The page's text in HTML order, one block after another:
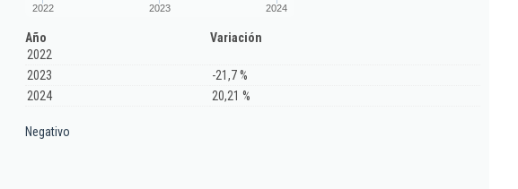
2022 2023 2024
Año
Variación
2022
2023
-21,7 %
2024
20,21 %
Negativo